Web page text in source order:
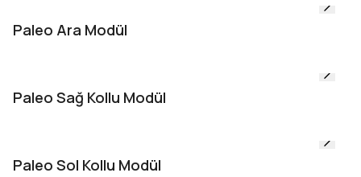
Paleo Ara Modül
Paleo Sağ Kollu Modül
Paleo Sol Kollu Modül